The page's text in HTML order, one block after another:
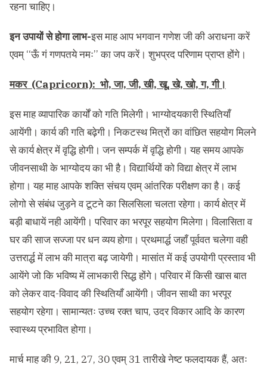
रहना चाहिए।
इन उपायों से होगा लाभ-इस माह आप भगवान गणेश जी की अराधना करें
एवम् ‘‘ऊँ गं गणपतये नमः’’ का जप करें। शुभप्रद परिणाम प्राप्त होंगे।
मकर (Capricorn): भो, जा, जी, खी, खू, खे, खो, ग, गी।
इस माह व्यापारिक कार्यों को गति मिलेगी। भाग्योदयकारी स्थितियाँ
आयेंगी। कार्य की गति बढ़ेगी। निकटस्थ मित्रों का वांछित सहयोग मिलने
से कार्य क्षेत्र में वृद्धि होगी। जन सम्पर्क में वृद्धि होगी। यह समय आपके
जीवनसाथी के भाग्योदय का भी है। विद्यार्थियों को विद्या क्षेत्र में लाभ
होगा। यह माह आपके शक्ति संचय एवम् आंतरिक परीक्षण का है। कई
लोगो से संबंध जुड़ने व टूटने का सिलसिला चलता रहेगा। कार्य क्षेत्र में
बड़ी बाधायें नही आयेंगी। परिवार का भरपूर सहयोग मिलेगा। विलासिता व
घर की साज सज्जा पर धन व्यय होगा। प्रथमार्द्ध जहाँ पूर्ववत चलेगा वही
उत्तरार्द्ध में लाभ की मात्रा बढ़ जायेगी। मासांत में कई उपयोगी प्रस्ताव भी
आयेंगे जो कि भविष्य में लाभकारी सिद्ध होंगे। परिवार में किसी खास बात
को लेकर वाद-विवाद की स्थितियाँ आयेंगी। जीवन साथी का भरपूर
सहयोग रहेगा। सामान्यतः उच्च रक्त चाप, उदर विकार आदि के कारण
स्वास्थ्य प्रभावित होगा।
मार्च माह की 9, 21, 27, 30 एवम् 31 तारीखे नेष्ट फलदायक हैं, अतः